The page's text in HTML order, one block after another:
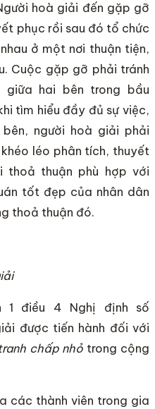
hoà giải đến gặp gỡ
phục rồi sau đó tổ chức
ở một nơi thuận tiện,
Cuộc gặp gỡ phải tránh
giữa hai bên trong bầu
tìm hiểu đầy đủ sự việc,
người hoà giải phải
léo phân tích, thuyết
thuận phù hợp với
tốt đẹp của nhân dân
thoả thuận đó.
1 điều 4 Nghị định số
được tiến hành đối với
chấp nhỏ trong cộng
các thành viên trong gia